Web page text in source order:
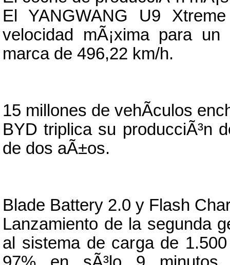
El YANGWANG U9
velocidad mÃ¡xima para
marca de 496,22 km/h.
15 millones de vehÃ­culos
BYD triplica su producciÃ³n
de dos aÃ±os.
Blade Battery 2.0 y Flash
Lanzamiento de la segunda
al sistema de carga de